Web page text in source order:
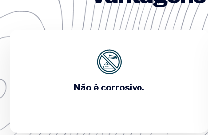
Não é corrosivo.